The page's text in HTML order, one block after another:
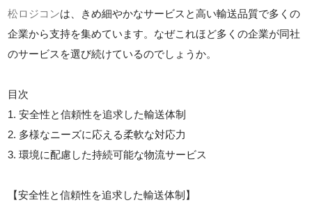
松ロジコンは、きめ細やかなサービスと高い輸送品質で多くの
企業から支持を集めています。なぜこれほど多くの企業が同社
のサービスを選び続けているのでしょうか。
目次
1. 安全性と信頼性を追求した輸送体制
2. 多様なニーズに応える柔軟な対応力
3. 環境に配慮した持続可能な物流サービス
【安全性と信頼性を追求した輸送体制】